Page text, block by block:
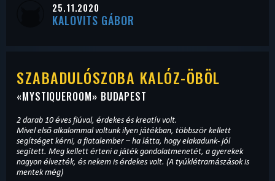
25.11.2020
KALOVITS GÁBOR
SZABADULÓSZOBA KALÓZ-ÖBÖL
«MYSTIQUEROOM» BUDAPEST
2 darab 10 éves fiúval, érdekes és kreatív volt.
Mivel első alkalommal voltunk ilyen játékban, többször kellett
segítséget kérni, a fiatalember – ha látta, hogy elakadunk- jól
segített. Meg kellett érteni a játék gondolatmenetét, a gyerekek
nagyon élvezték, és nekem is érdekes volt. (A tyúklétramászások is
mentek még)